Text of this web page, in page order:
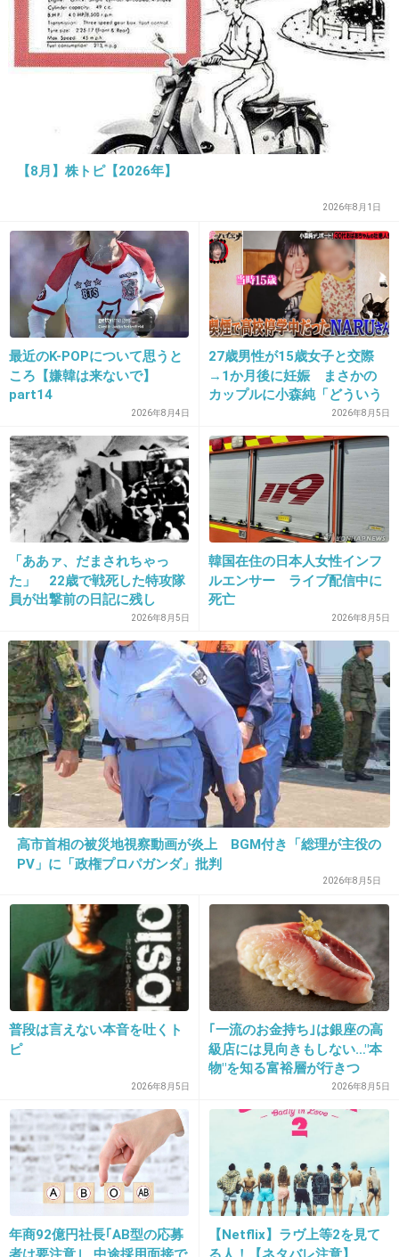
出典：blog-imgs-70-origin.fc2.com
サイズが違いすぎて豊胸疑惑が浮上
やりましたね…
+821 -25
4. 匿名2014/03/13(木) 09:00:58
確かにボリュームアップしてるｗｗ
違う！！！
+350 -13
6. 匿名 2014/03/13(木) 09:01:18
盛ってるんじゃない？
+868 -37
7. 匿名2014/03/13(木) 09:01:24
これ絶対豊胸しただろww
+492 -75
9. 匿名
何か固そうな胸だなww
+396 -24
10. 匿名 2014/03/13(木) 09:01:43
やれやれ
【8月】株トピ【2026年】
2026年8月1日
最近のK-POPについて思うと
ころ【嫌韓は来ないで】
part14
2026年8月4日
27歳男性が15歳女子と交際
→1か月後に妊娠 まさかの
カップルに小森純「どういう
事？だいぶあぶねぇよ」2026年8月5日
「ああァ、だまされちゃっ
た」 22歳で戦死した特攻隊
員が出撃前の日記に残し
2026年8月5日
韓国在住の日本人女性インフ
ルエンサー ライブ配信中に
死亡
2026年8月5日
高市首相の被災地視察動画が炎上 BGM付き「総理が主役の
PV」に「政権プロパガンダ」批判
2026年8月5日
普段は言えない本音を吐くト
ピ
2026年8月5日
｢一流のお金持ち｣は銀座の高
級店には見向きもしない…"本
物"を知る富裕層が行きつ
く"究極のスシ"の正体2026年8月5日
年商92億円社長｢AB型の応募
者は要注意｣…中途採用面接で
【Netflix】ラヴ上等2を見て
る人！【ネタバレ注意】